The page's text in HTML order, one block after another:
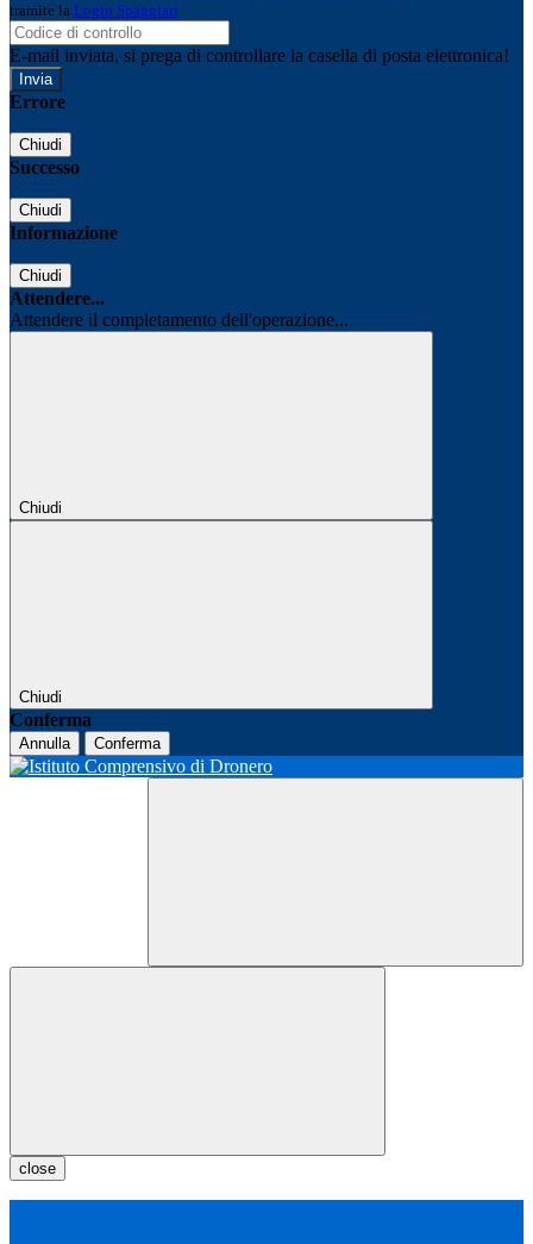
tramite la Login Spaggiari
E-mail inviata, si prega di controllare la casella di posta elettronica!
Errore
Chiudi
Successo
Chiudi
Informazione
Chiudi
Attendere...
Attendere il completamento dell'operazione...
Chiudi
Chiudi
Conferma
Annulla Conferma
close